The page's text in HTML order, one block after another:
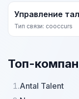
Управление
Тип связи: cooccurs
Топ-
1.Antal Talent